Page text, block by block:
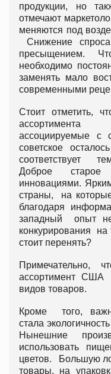
продукции, но
отмечают
меняются под
Снижение
пресыщением.
необходимо
заменять мало
современными
Стоит отметить,
ассортимента
ассоциируемые с
советское
соответствует
Доброе старое
инновациями.
страны, на
благодаря
западный опыт
конкурирования
стоит перенять?
ассортимент США
видов товаров.
Кроме того,
стала
Нынешние
использовать
цветов. Большую
товары, на